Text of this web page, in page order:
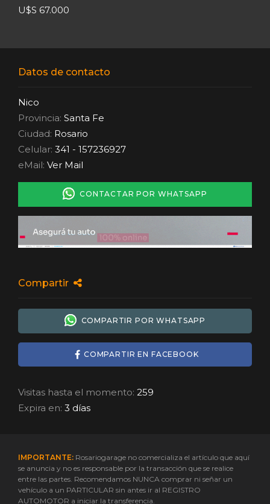
U$S 67.000
Datos de contacto
Nico
Provincia: Santa Fe
Ciudad: Rosario
Celular: 341 - 157236927
eMail: Ver Mail
CONTACTAR POR WHATSAPP
Compartir
COMPARTIR POR WHATSAPP
COMPARTIR EN FACEBOOK
Visitas hasta el momento: 259
Expira en: 3 días
IMPORTANTE: Rosariogarage no comercializa el artículo que aquí
se anuncia y no es responsable por la transacción que se realice
entre las partes. Recomendamos NUNCA comprar ni señar un
vehículo a un PARTICULAR sin antes ir al REGISTRO
AUTOMOTOR a iniciar la transferencia.